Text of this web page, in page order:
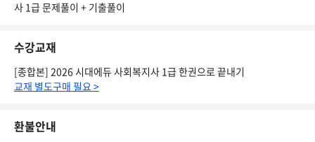
사 1급 문제풀이 + 기출풀이
수강교재
[종합본] 2026 시대에듀 사회복지사 1급 한권으로 끝내기
교재 별도구매 필요 >
환불안내